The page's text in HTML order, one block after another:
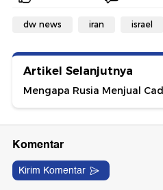
dw news iran israel
Artikel Selanjutnya
Mengapa Rusia Menjual